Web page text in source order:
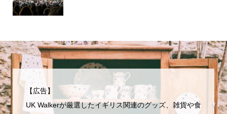
【広告】
UK Walkerが厳選したイギリス関連のグッズ、雑貨や食